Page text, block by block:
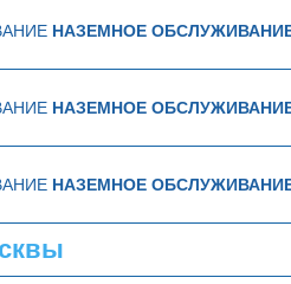
НАЗЕМНОЕ
НАЗЕМНОЕ
НАЗЕМНОЕ